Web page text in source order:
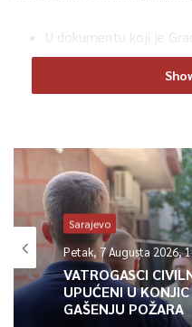
U dokumentu koji je
septembra 2021.
godine je navedeno da
zločini su se
događali u periodu
ubijen
tokom 1993. godine i
poslije
njegove smrti.
Pored navedenih
Sarajevo
Petak, 7 Augusta 2026,
VATROGASCI
UPUĆENI U
GAŠENJU POŽARA